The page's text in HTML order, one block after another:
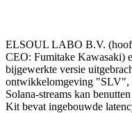
ELSOUL LABO B.V.
CEO: Fumitake Kawasaki)
bijgewerkte versie
ontwikkelomgeving "SLV",
Solana-streams kan
Kit bevat ingebouwde